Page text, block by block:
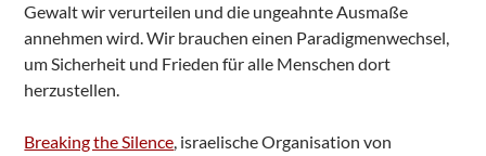
Gewalt wir verurteilen und die ungeahnte Ausmaße
annehmen wird. Wir brauchen einen Paradigmenwechsel,
um Sicherheit und Frieden für alle Menschen dort
herzustellen.
Breaking the Silence, israelische Organisation von